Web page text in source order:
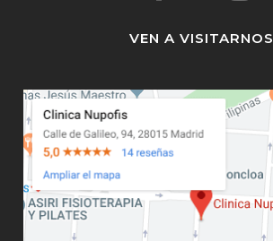
VEN A VISITARNOS